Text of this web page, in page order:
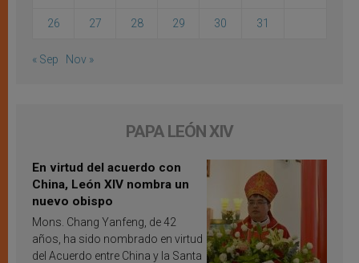
26 27 28 29 30 31
« Sep Nov »
PAPA LEÓN XIV
En virtud del acuerdo con
China, León XIV nombra un
nuevo obispo
Mons. Chang Yanfeng, de 42
años, ha sido nombrado en virtud
del Acuerdo entre China y la Santa